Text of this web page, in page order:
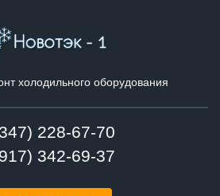
холодильного оборудования
228-67-70
342-69-37